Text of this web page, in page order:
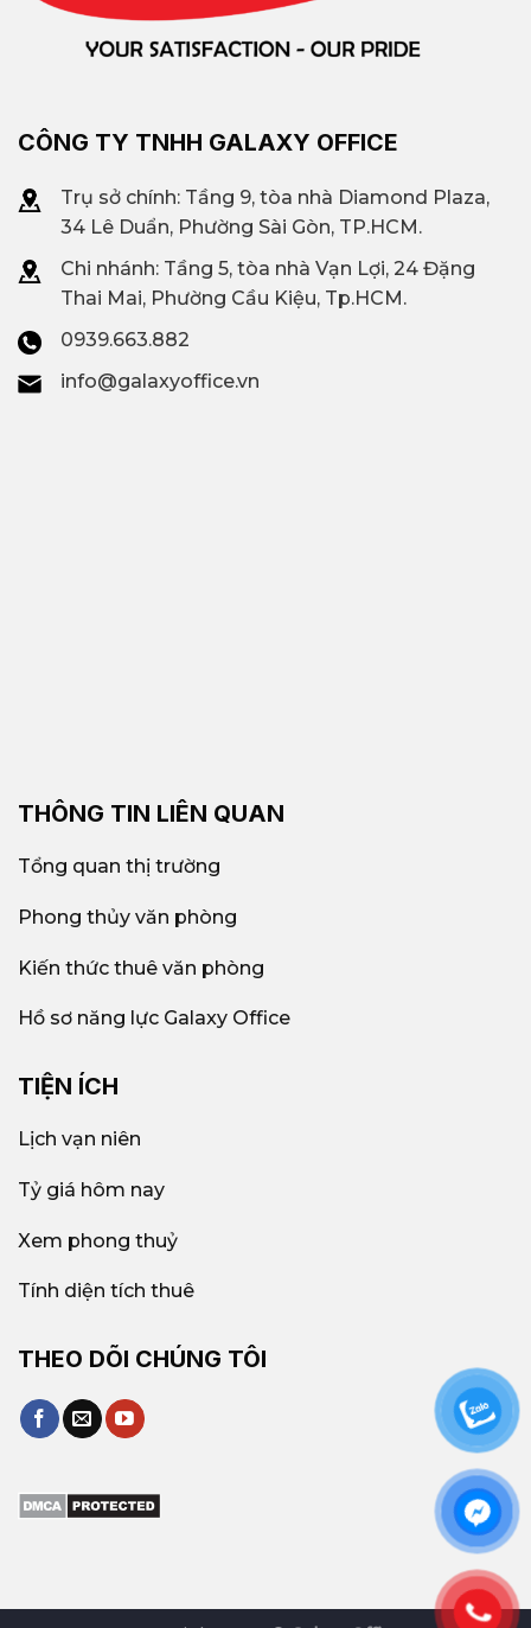
CÔNG TY TNHH GALAXY OFFICE
Trụ sở chính: Tầng 9, tòa nhà Diamond Plaza,
34 Lê Duẩn, Phường Sài Gòn, TP.HCM.
Chi nhánh: Tầng 5, tòa nhà Vạn Lợi, 24 Đặng
Thai Mai, Phường Cầu Kiệu, Tp.HCM.
0939.663.882
info@galaxyoffice.vn
THÔNG TIN LIÊN QUAN
Tổng quan thị trường
Phong thủy văn phòng
Kiến thức thuê văn phòng
Hồ sơ năng lực Galaxy Office
TIỆN ÍCH
Lịch vạn niên
Tỷ giá hôm nay
Xem phong thuỷ
Tính diện tích thuê
THEO DÕI CHÚNG TÔI